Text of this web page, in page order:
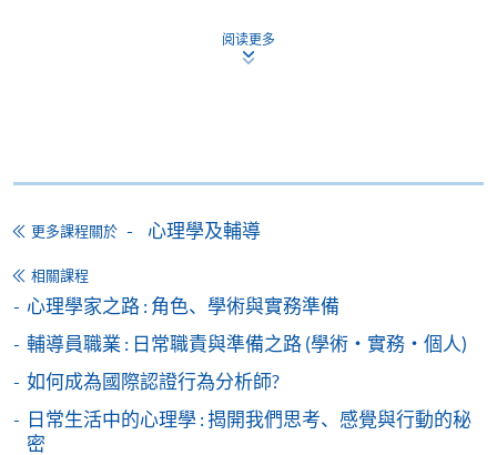
2026年7月6, 13, 20, 27日
課前開課前7至3天，以電郵方式通知學員
家長/監護人同意書
申請人如報讀兩個課程或以上，請細閱各個課程的上
備註
學費及學額不得轉讓他人。一經取錄，學生不得用
對特殊情況，可酌情處理。轉讀申請一經批准，學
生須要付港幣120元手續費。
學院在收妥費用後，會向申請人發出付款收據，惟
郵寄付款收據如若遺失，學院概不負責。
付款收據只發一次。申請額外付款證明的收費為每
張港幣30元。請以劃線支票支付，抬頭註明「香
阅读更多
更多課程關於 心理學及輔導
相關課程
心理學家之路 : 角色、學術與實務準備
輔導員職業 : 日常職責與準備之路 (學術・實務・個人)
如何成為國際認證行為分析師?
日常生活中的心理學 : 揭開我們思考、感覺與行動的秘
密